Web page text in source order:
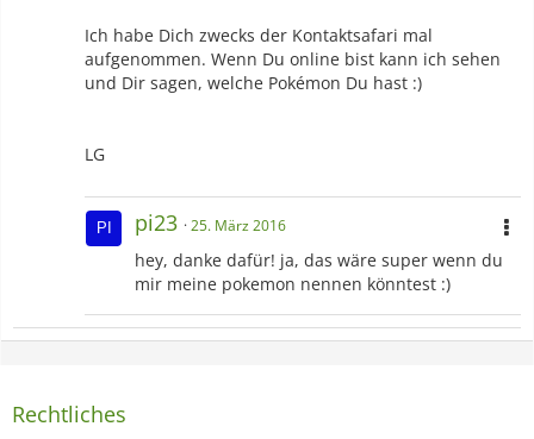
Ich habe Dich zwecks der Kontaktsafari mal
aufgenommen. Wenn Du online bist kann ich sehen
und Dir sagen, welche Pokémon Du hast :)
LG
pi23 25. März 2016
hey, danke dafür! ja, das wäre super wenn du
mir meine pokemon nennen könntest :)
Rechtliches